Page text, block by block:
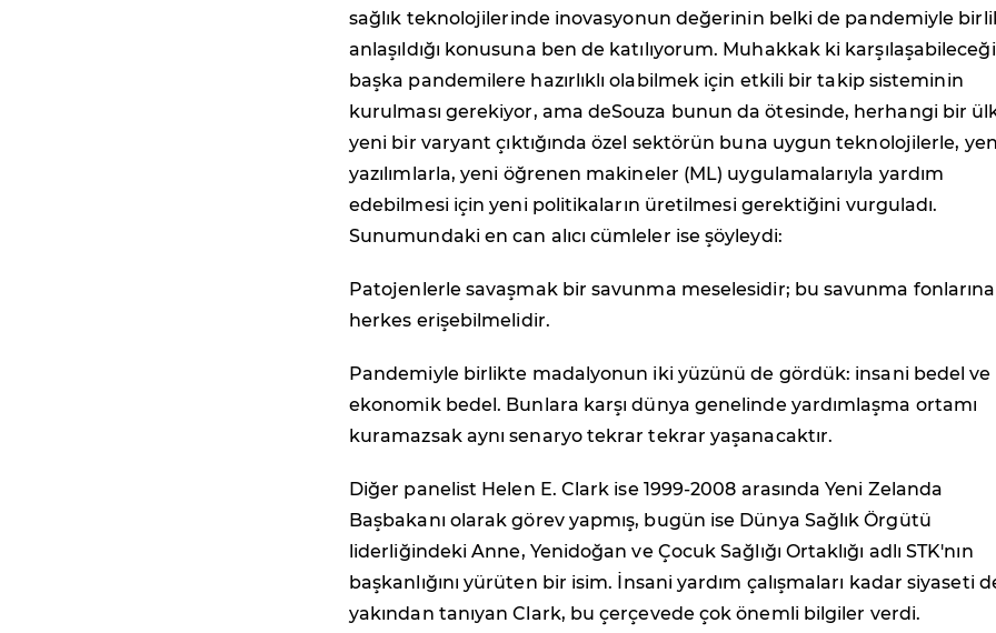
sağlık teknolojilerinde inovasyonun değerinin belki de pandemiyle
anlaşıldığı konusuna ben de katılıyorum. Muhakkak ki
başka pandemilere hazırlıklı olabilmek için etkili bir takip sisteminin
kurulması gerekiyor, ama deSouza bunun da ötesinde, herhangi bir
yeni bir varyant çıktığında özel sektörün buna uygun teknolojilerle,
yazılımlarla, yeni öğrenen makineler (ML) uygulamalarıyla yardım
edebilmesi için yeni politikaların üretilmesi gerektiğini vurguladı.
Sunumundaki en can alıcı cümleler ise şöyleydi:
Patojenlerle savaşmak bir savunma meselesidir; bu savunma fonlarına
herkes erişebilmelidir.
Pandemiyle birlikte madalyonun iki yüzünü de gördük: insani bedel ve
ekonomik bedel. Bunlara karşı dünya genelinde yardımlaşma ortamı
kuramazsak aynı senaryo tekrar tekrar yaşanacaktır.
Diğer panelist Helen E. Clark ise 1999-2008 arasında Yeni Zelanda
Başbakanı olarak görev yapmış, bugün ise Dünya Sağlık Örgütü
liderliğindeki Anne, Yenidoğan ve Çocuk Sağlığı Ortaklığı adlı STK'nın
başkanlığını yürüten bir isim. İnsani yardım çalışmaları kadar siyaseti
yakından tanıyan Clark, bu çerçevede çok önemli bilgiler verdi.